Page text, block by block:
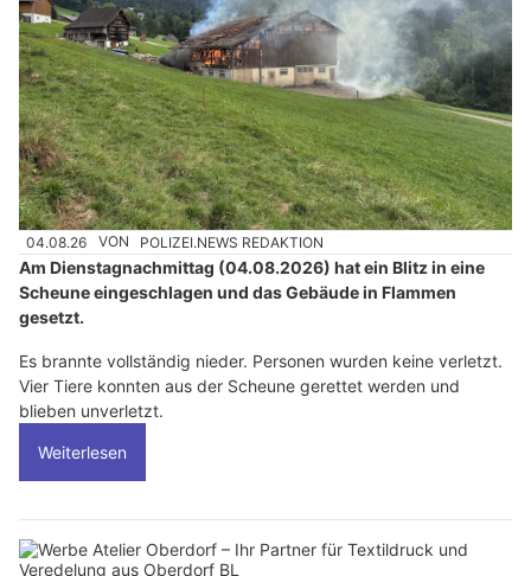
04.08.26 VON POLIZEI.NEWS REDAKTION
Am Dienstagnachmittag (04.08.2026) hat ein Blitz in eine
Scheune eingeschlagen und das Gebäude in Flammen
gesetzt.
Es brannte vollständig nieder. Personen wurden keine verletzt.
Vier Tiere konnten aus der Scheune gerettet werden und
blieben unverletzt.
Weiterlesen